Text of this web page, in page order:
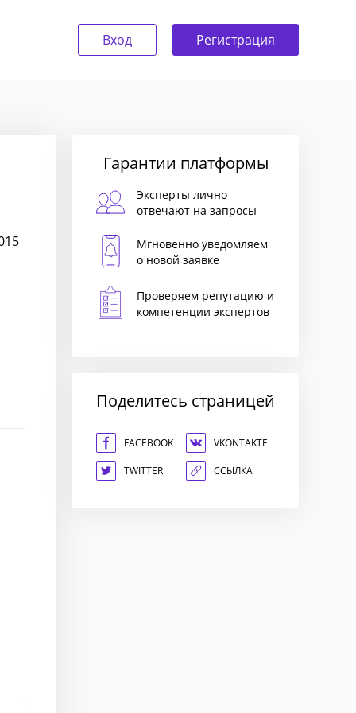
Вход Регистрация
Гарантии платформы
Эксперты лично
отвечают на запросы
Мгновенно уведомляем
о новой заявке
Проверяем репутацию и
компетенции экспертов
Поделитесь страницей
FACEBOOK VKONTAKTE
TWITTER ССЫЛКА